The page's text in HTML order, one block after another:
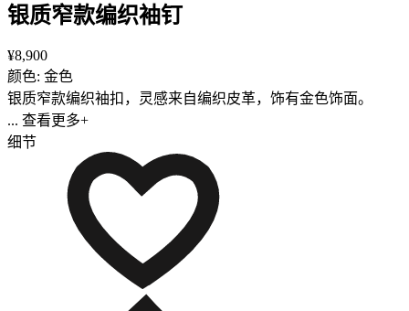
银质窄款编织袖钉
¥8,900
颜色: 金色
银质窄款编织袖扣，灵感来自编织皮革，饰有金色饰面。
... 查看更多+
细节